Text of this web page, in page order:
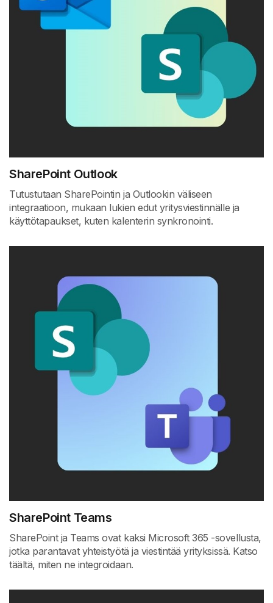
SharePoint Outlook
Tutustutaan SharePointin ja Outlookin väliseen
integraatioon, mukaan lukien edut yritysviestinnälle ja
käyttötapaukset, kuten kalenterin synkronointi.
SharePoint Teams
SharePoint ja Teams ovat kaksi Microsoft 365 -sovellusta,
jotka parantavat yhteistyötä ja viestintää yrityksissä. Katso
täältä, miten ne integroidaan.